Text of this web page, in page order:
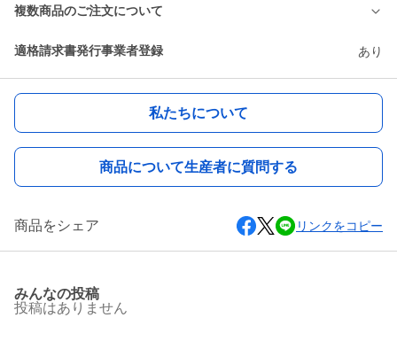
複数商品のご注文について
適格請求書発行事業者登録 あり
私たちについて
商品について生産者に質問する
商品をシェア リンクをコピー
みんなの投稿
投稿はありません